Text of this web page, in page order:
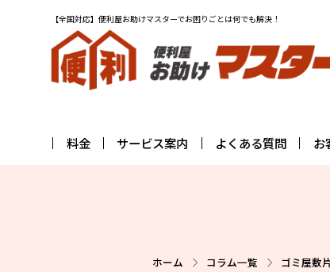
【全国対応】便利屋お助けマスターでお困りごとは何でも解決！
料金 サービス案内 よくある質問 お
ホーム コラム一覧 ゴミ屋敷